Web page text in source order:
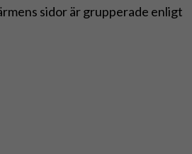
sidor är grupperade enligt